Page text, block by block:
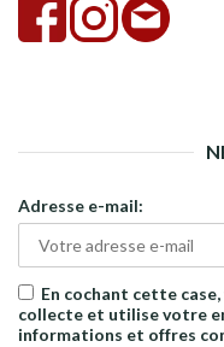
Adresse e-mail:
En cochant cette
collecte et utilise votre
informations et offres